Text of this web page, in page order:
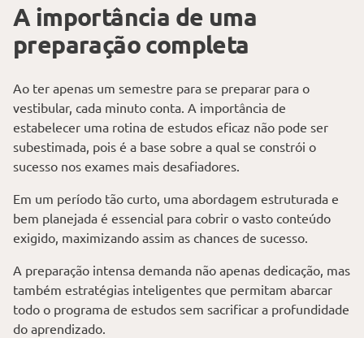
A importância de uma
preparação completa
Ao ter apenas um semestre para se preparar para o
vestibular, cada minuto conta. A importância de
estabelecer uma rotina de estudos eficaz não pode ser
subestimada, pois é a base sobre a qual se constrói o
sucesso nos exames mais desafiadores.
Em um período tão curto, uma abordagem estruturada e
bem planejada é essencial para cobrir o vasto conteúdo
exigido, maximizando assim as chances de sucesso.
A preparação intensa demanda não apenas dedicação, mas
também estratégias inteligentes que permitam abarcar
todo o programa de estudos sem sacrificar a profundidade
do aprendizado.